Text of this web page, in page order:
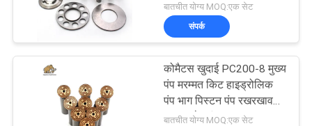
बातचीत योग्य MOQ:एक सेट
संपर्क
कोमैटस खुदाई PC200-8 मुख्य
पंप मरम्मत किट हाइड्रोलिक
पंप भाग पिस्टन पंप रखरखाव
मरम्मत सेवाएं
बातचीत योग्य MOQ:एक सेट